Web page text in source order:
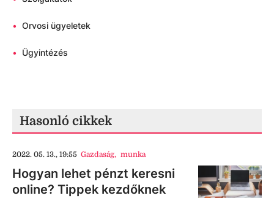
• Orvosi ügyeletek
• Ügyintézés
Hasonló cikkek
2022. 05. 13., 19:55 Gazdaság, munka
Hogyan lehet pénzt keresni
online? Tippek kezdőknek